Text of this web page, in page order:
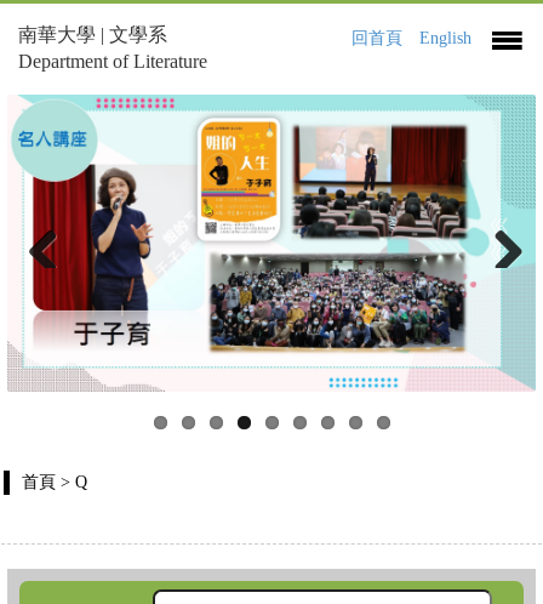
南華大學 | 文學系
Department of Literature
回首頁 English
Previous Next
首頁 > Q